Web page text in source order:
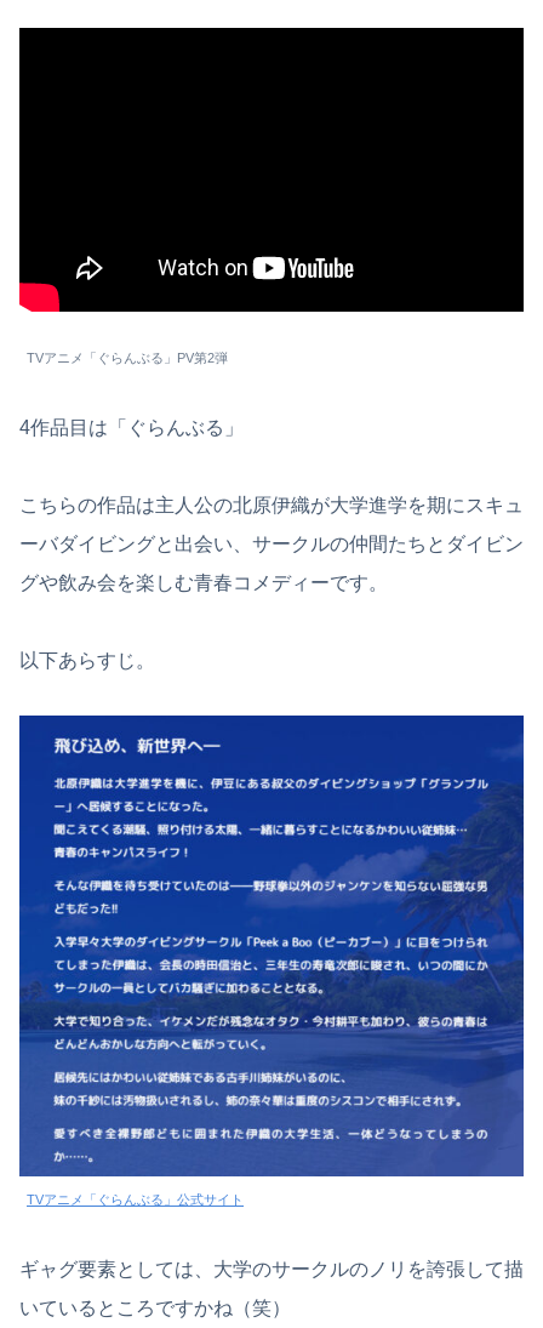
TVアニメ「ぐらんぶる」PV第2弾
4作品目は「ぐらんぶる」
こちらの作品は主人公の北原伊織が大学進学を期にスキュ
ーバダイビングと出会い、サークルの仲間たちとダイビン
グや飲み会を楽しむ青春コメディーです。
以下あらすじ。
TVアニメ「ぐらんぶる」公式サイト
ギャグ要素としては、大学のサークルのノリを誇張して描
いているところですかね（笑）